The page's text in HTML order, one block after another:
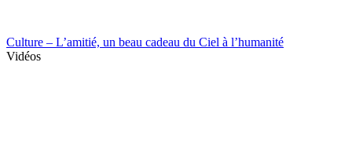
Culture – L’amitié, un beau cadeau du Ciel à l’humanité
Vidéos